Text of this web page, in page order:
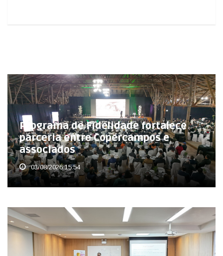
Programa de Fidelidade fortalece
parceria entre Copercampos e
associados
03/08/2026 15:54